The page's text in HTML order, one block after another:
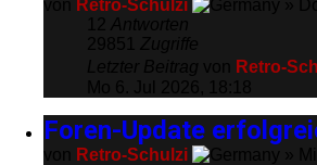
Retro-Schulzi
Retro-
Foren-Update
Retro-Schulzi